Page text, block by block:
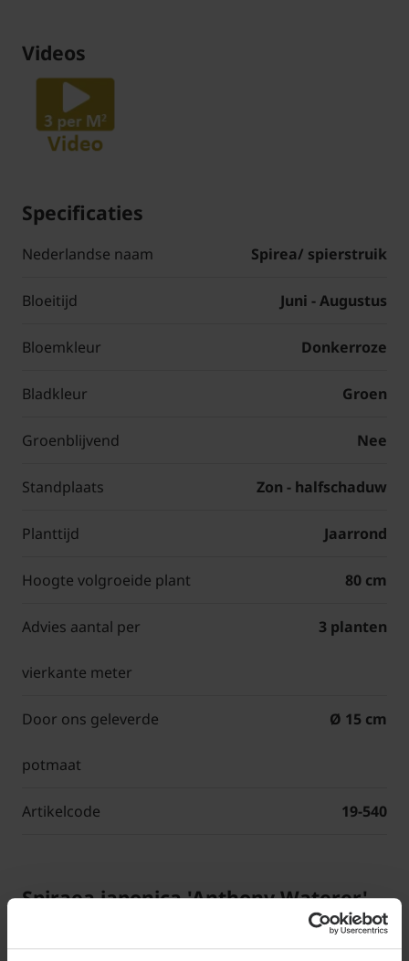
Videos
Specificaties
Nederlandse naam Spirea/ spierstruik
Bloeitijd Juni - Augustus
Bloemkleur Donkerroze
Bladkleur Groen
Groenblijvend Nee
Standplaats Zon - halfschaduw
Planttijd Jaarrond
Hoogte volgroeide plant 80 cm
Advies aantal per
vierkante meter
3 planten
Door ons geleverde
potmaat
Ø 15 cm
Artikelcode 19-540
Spiraea japonica 'Anthony Waterer'